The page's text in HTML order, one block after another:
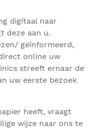
digitaal naar
deze aan u.
geïnformeerd,
online uw
streeft ernaar de
uw eerste bezoek
heeft, vraagt
wijze naar ons te